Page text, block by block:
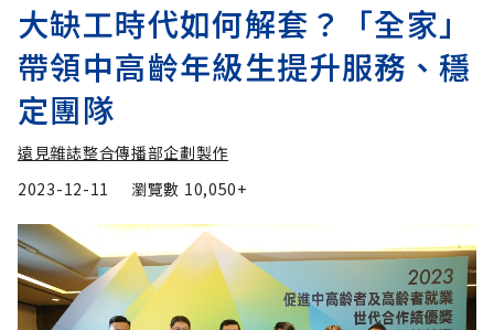
大缺工時代如何解套？「全家」
帶領中高齡年級生提升服務、穩
定團隊
遠見雜誌整合傳播部企劃製作
2023-12-11
瀏覽數 10,050+